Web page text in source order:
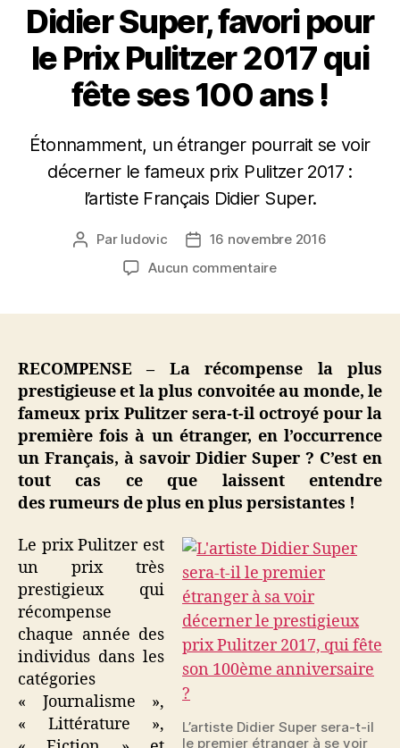
Didier Super, favori pour
le Prix Pulitzer 2017 qui
fête ses 100 ans !
Étonnamment, un étranger pourrait se voir
décerner le fameux prix Pulitzer 2017 :
l’artiste Français Didier Super.
Auteur
Par ludovic
Date16 novembre 2016
Aucun commentairesur
le
Prix
Pulitzer
2017
qui
fête
ses
100
!
RECOMPENSE – La récompense la plus
prestigieuse et la plus convoitée au monde, le
fameux prix Pulitzer sera-t-il octroyé pour la
première fois à un étranger, en l’occurrence
un Français, à savoir Didier Super ? C’est en
tout cas ce que laissent entendre
des rumeurs de plus en plus persistantes !
L’artiste Didier Super sera-t-il
le premier étranger à se voir
Le prix Pulitzer est
un prix très
prestigieux qui
récompense
chaque année des
individus dans les
catégories
« Journalisme »,
« Littérature »,